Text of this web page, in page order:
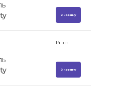
В корзину
14шт
В корзину